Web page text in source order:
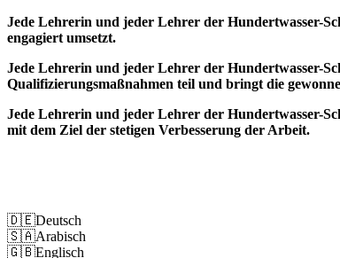
Jede Lehrerin und jeder Lehrer der Hundertwasser-
engagiert umsetzt.
Jede Lehrerin und jeder Lehrer der Hundertwasser-
Qualifizierungsmaßnahmen teil und bringt die
Jede Lehrerin und jeder Lehrer der Hundertwasser-
mit dem Ziel der stetigen Verbesserung der Arbeit.
🇩🇪Deutsch
🇸🇦Arabisch
🇬🇧Englisch